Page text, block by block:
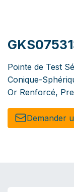
Pointe de Test
Conique-
Or Renforcé,
Demander